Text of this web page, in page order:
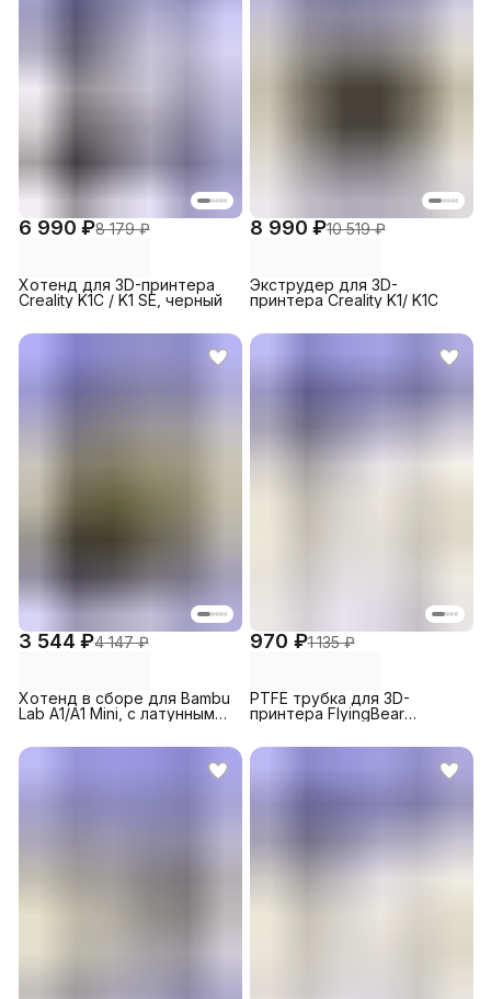
6 990 ₽8 179 ₽
Хотенд для 3D-принтера
Creality K1C / K1 SE, черный
8 990 ₽10 519 ₽
Экструдер для 3D-
принтера Creality K1/ K1C
3 544 ₽4 147 ₽
Хотенд в сборе для Bambu
Lab A1/A1 Mini, c латунным
970 ₽1 135 ₽
PTFE трубка для 3D-
принтера FlyingBear